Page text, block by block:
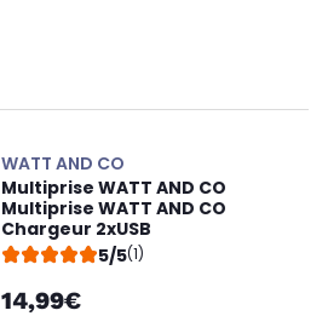
WATT AND CO
Multiprise WATT AND CO
Multiprise WATT AND CO
Chargeur 2xUSB
5/5(1)
14,99€